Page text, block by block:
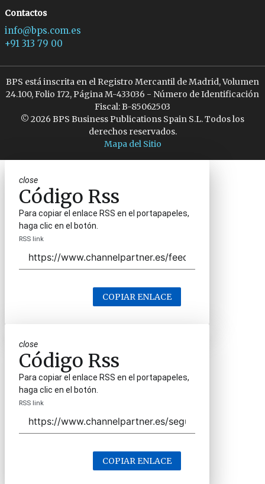
Contactos
info@bps.com.es
+91 313 79 00
BPS está inscrita en el Registro Mercantil de Madrid, Volumen
24.100, Folio 172, Página M-433036 - Número de Identificación
Fiscal: B-85062503
© 2026 BPS Business Publications Spain S.L. Todos los
derechos reservados.
Mapa del Sitio
close
Código Rss
Para copiar el enlace RSS en el portapapeles,
haga clic en el botón.
RSS link
COPIAR ENLACE
close
Código Rss
Para copiar el enlace RSS en el portapapeles,
haga clic en el botón.
RSS link
COPIAR ENLACE